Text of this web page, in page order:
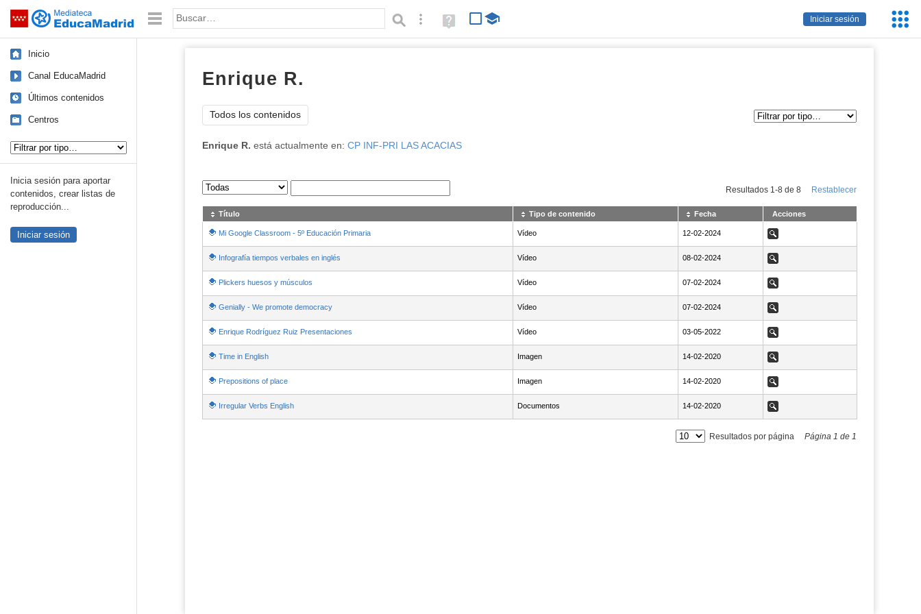
Saltar navegación
Iniciar sesión
Palabra o frase: Búsqueda avanzada
Ayuda
(en
Inicio
Canal EducaMadrid
Últimos contenidos
Centros
Inicia sesión para aportar
contenidos, crear listas de
reproducción...
Iniciar sesión
Enrique R.
Todos los contenidos
Enrique R. está actualmente en: CP INF-PRI LAS ACACIAS
Sus archivos Resultados 1 -8de 8 Restablecer
Título Tipo de contenido Fecha Acciones
Mi Google Classroom - 5º Educación Primaria Vídeo NaN12-02-2024
12-02-2024 Ver
Infografía tiempos verbales en inglés Vídeo NaN08-02-2024
08-02-2024 Ver
Plickers huesos y músculos Vídeo NaN07-02-2024
07-02-2024 Ver
Genially - We promote democracy Vídeo NaN07-02-2024
07-02-2024 Ver
Enrique Rodríguez Ruiz Presentaciones Vídeo NaN03-05-2022
03-05-2022 Ver
Time in English Imagen NaN14-02-2020
14-02-2020 Ver
Prepositions of place Imagen NaN14-02-2020
14-02-2020 Ver
Irregular Verbs English Documentos NaN14-02-2020
14-02-2020 Ver
Resultados por página Página 1 de 1